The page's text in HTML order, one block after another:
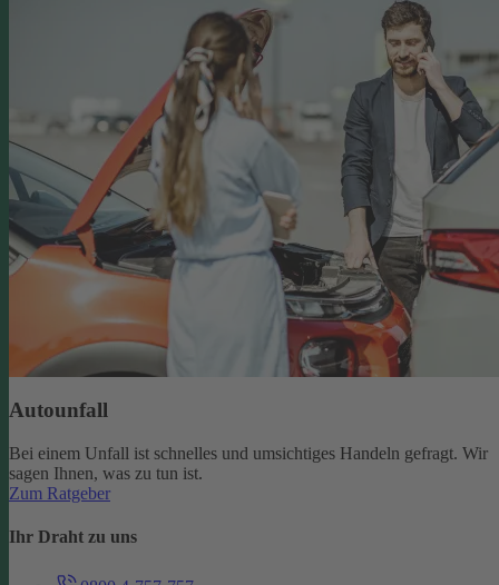
Autounfall
Bei einem Unfall ist schnelles und umsichtiges Handeln gefragt. Wir
sagen Ihnen, was zu tun ist.
Zum Ratgeber
Ihr Draht zu uns